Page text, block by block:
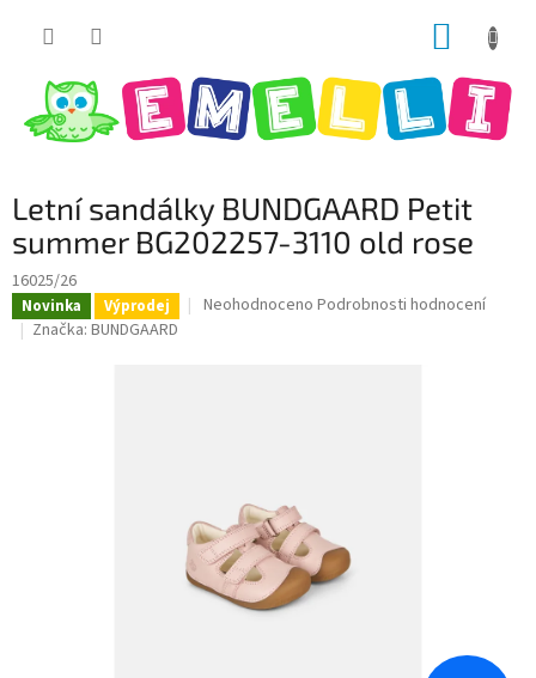
Letní sandálky BUNDGAARD Petit
summer BG202257-3110 old rose
16025/26
Novinka Výprodej
Průměrné
Neohodnoceno Podrobnosti hodnocení
Značka: BUNDGAARD